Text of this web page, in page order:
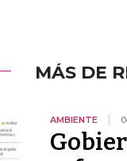
MÁS DE
AMBIENTE